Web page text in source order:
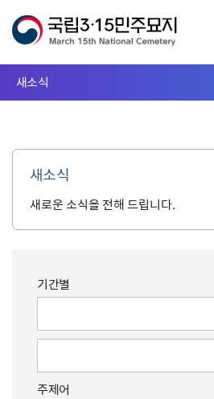
새소식
새소식
새로운 소식을 전해 드립니다.
기간별
주제어